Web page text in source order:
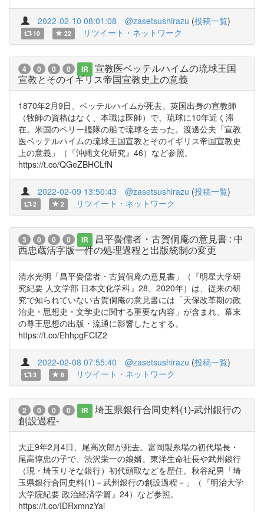
2022-02-10 08:01:08 @zasetsushirazu (投稿一覧)
10 22 リツイート・ネットワーク
4 0 0 0 IR
宣教医ベッテルハイムの琉球王国
宣教とそのイギリス帝国宣教史上の意義
1870年2月9日、ベッテルハイムが死去。英国出身の宣教師
（牧師の資格はなく、本職は医師）で、琉球に10年近く滞
在。米国のペリー艦隊の船で琉球を去った。渡邊公夫「宣教
医ベッテルハイムの琉球王国宣教とそのイギリス帝国宣教史
上の意義」（『沖縄文化研究』46）など参照。
https://t.co/QGeZBHCLfN
2022-02-09 13:50:43 @zasetsushirazu (投稿一覧)
2 2 リツイート・ネットワーク
3 0 0 0 IR
昌平黌儒者・古賀侗庵の意見書 : 中
西忠蔵活字版一件の処理過程と出版統制の変更
清水光明「昌平黌儒者・古賀侗庵の意見書」（『明星大学研
究紀要 人文学部 日本文化学科』28、2020年）は、従来の研
究で知られていない古賀侗庵の意見書には「天保改革期の政
治史・思想史・文学史に関する重要な内容」が含まれ、幕末
の尊王思想の出版・流通に影響したとする。
https://t.co/EhhpgFCIZ2
2022-02-08 07:55:40 @zasetsushirazu (投稿一覧)
3 6 リツイート・ネットワーク
2 0 0 0 IR
埼玉県銀行合同史料(1)-武州銀行の
創設過程-
大正9年2月4日、尾高次郎が死去。富岡製糸場の初代場長・
尾高惇忠の子で、渋沢栄一の娘婿。東洋生命社長や武州銀行
（現・埼玉りそな銀行）初代頭取などを歴任。秋谷紀男「埼
玉県銀行合同史料(1)－武州銀行の創設過程－」（『明治大学
大学院紀要 政治経済学篇』24）など参照。
https://t.co/IDRxmnzYai